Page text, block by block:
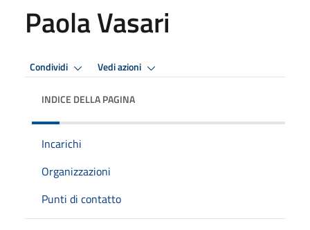
Paola Vasari
Condividi Vedi azioni
INDICE DELLA PAGINA
Incarichi
Organizzazioni
Punti di contatto